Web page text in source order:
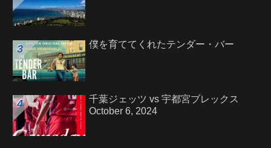
僕を育ててくれたテンダー・バー
千葉ジェッツ vs 宇都宮ブレックス
October 6, 2024